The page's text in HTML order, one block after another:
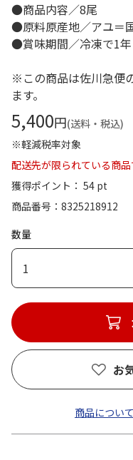
●商品内容／8尾
●原料原産地／アユ＝
●賞味期間／冷凍で1
※この商品は佐川急便
ます。
5,400円(送料・税込)
※軽減税率対象
配送先が限られている商品
獲得ポイント： 54 pt
商品番号
8325218912
数量
1
お
商品につい